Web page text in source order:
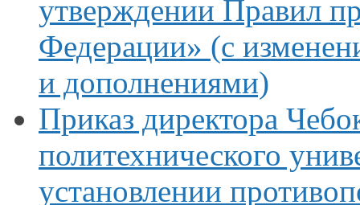
утверждении Правил
Федерации» (с
и дополнениями)
Приказ директора
политехнического
установлении